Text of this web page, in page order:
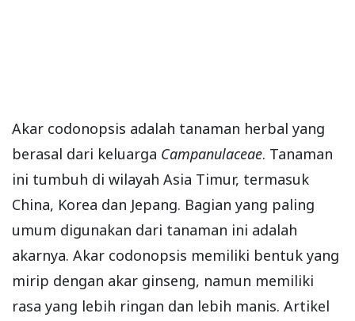
Akar codonopsis adalah tanaman herbal yang
berasal dari keluarga Campanulaceae. Tanaman
ini tumbuh di wilayah Asia Timur, termasuk
China, Korea dan Jepang. Bagian yang paling
umum digunakan dari tanaman ini adalah
akarnya. Akar codonopsis memiliki bentuk yang
mirip dengan akar ginseng, namun memiliki
rasa yang lebih ringan dan lebih manis. Artikel